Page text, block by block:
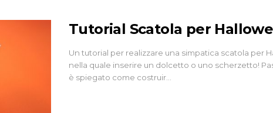
Tutorial Scatola per
Un tutorial per realizzare una simpatica scatola per
nella quale inserire un dolcetto o uno scherzetto!
è spiegato come costruir…